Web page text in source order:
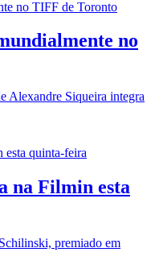
no
Alexandre Siqueira integra
na Filmin esta
premiado em